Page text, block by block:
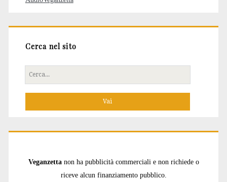
Cerca nel sito
Cerca
per:
Veganzetta non ha pubblicità commerciali e non richiede o
riceve alcun finanziamento pubblico.